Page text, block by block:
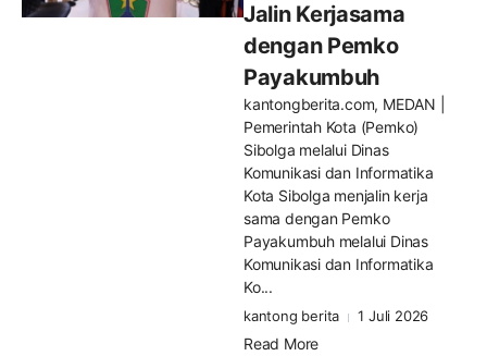
Jalin Kerjasama
dengan Pemko
Payakumbuh
kantongberita.com, MEDAN |
Pemerintah Kota (Pemko)
Sibolga melalui Dinas
Komunikasi dan Informatika
Kota Sibolga menjalin kerja
sama dengan Pemko
Payakumbuh melalui Dinas
Komunikasi dan Informatika
Ko...
kantong berita 1 Juli 2026
Read More